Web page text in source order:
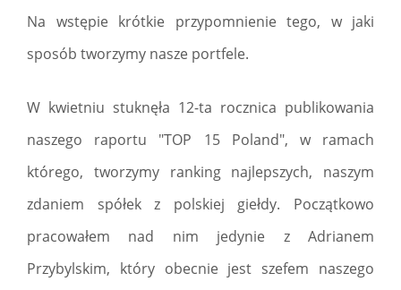
Na wstępie krótkie przypomnienie tego, w jaki
sposób tworzymy nasze portfele.
W kwietniu stuknęła 12-ta rocznica publikowania
naszego raportu "TOP 15 Poland", w ramach
którego, tworzymy ranking najlepszych, naszym
zdaniem spółek z polskiej giełdy. Początkowo
pracowałem nad nim jedynie z Adrianem
Przybylskim, który obecnie jest szefem naszego